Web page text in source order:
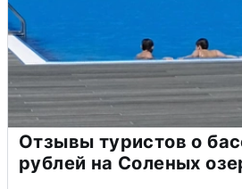
Отзывы туристов о
рублей на Соленых